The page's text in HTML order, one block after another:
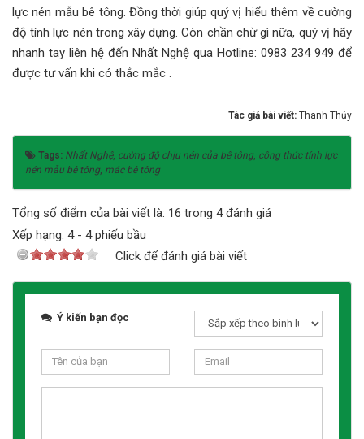
lực nén mẫu bê tông. Đồng thời giúp quý vị hiểu thêm về cường
độ tính lực nén trong xây dựng. Còn chần chừ gì nữa, quý vị hãy
nhanh tay liên hệ đến Nhất Nghệ qua Hotline: 0983 234 949 để
được tư vấn khi có thắc mắc .
Tác giả bài viết: Thanh Thủy
Tags: Nhất Nghệ, cường độ chịu nén của bê tông, công thức tính lực
nén mẫu bê tông, mác bê tông
Tổng số điểm của bài viết là: 16 trong 4 đánh giá
Xếp hạng: 4- 4phiếu bầu
Click để đánh giá bài viết
Ý kiến bạn đọc